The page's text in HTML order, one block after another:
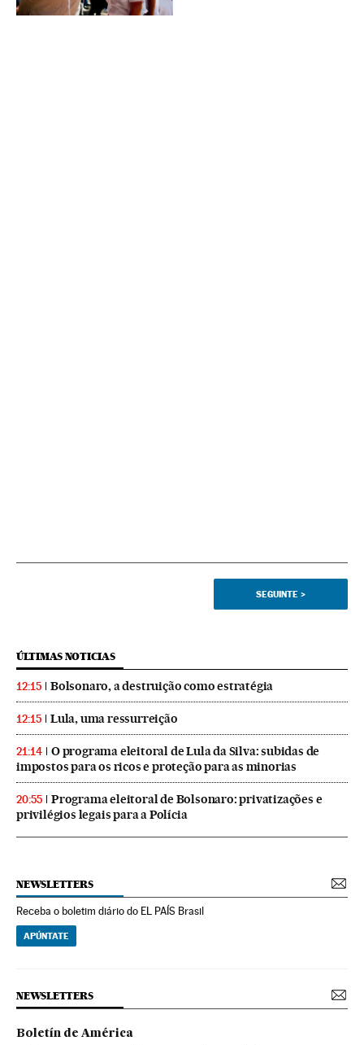
SEGUINTE >
ÚLTIMAS NOTICIAS
12:15 Bolsonaro, a destruição como estratégia
12:15 Lula, uma ressurreição
21:14
O programa eleitoral de Lula da Silva: subidas de
impostos para os ricos e proteção para as minorias
20:55
Programa eleitoral de Bolsonaro: privatizações e
privilégios legais para a Polícia
NEWSLETTERS
Receba o boletim diário do EL PAÍS Brasil
APÚNTATE
NEWSLETTERS
Boletín de América